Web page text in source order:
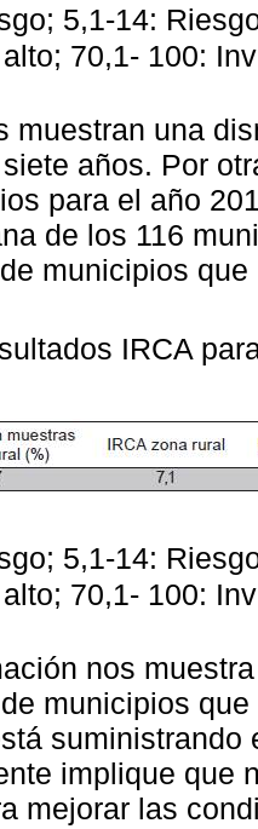
5,1-14:
70,1- 100:
muestran una
años. Por
para el año
de los 116
municipios
IRCA
5,1-14:
70,1- 100:
nos
municipios
suministrando
implique que
mejorar las